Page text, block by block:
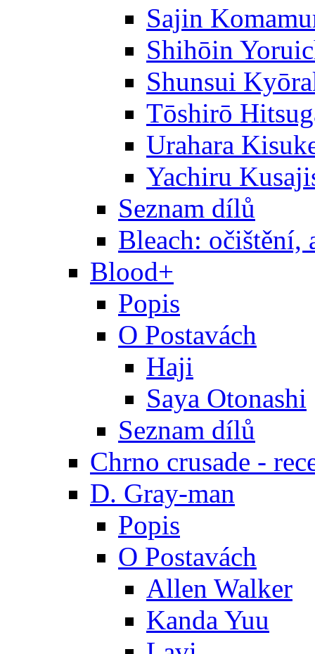
Sajin
Shihōin
Shunsui
Tōshirō
Urahara
Yachiru
Seznam dílů
Bleach: očištění,
Blood+
Popis
O Postavách
Haji
Saya Otonashi
Seznam dílů
Chrno crusade -
D. Gray-man
Popis
O Postavách
Allen Walker
Kanda Yuu